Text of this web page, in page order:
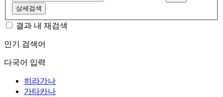
상세검색
결과 내 재검색
인기 검색어
다국어 입력
히라가나
가타카나